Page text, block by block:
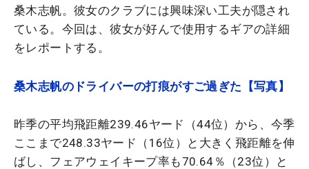
桑木志帆。彼女のクラブには興味深い工夫が隠され
ている。今回は、彼女が好んで使用するギアの詳細
をレポートする。
桑木志帆のドライバーの打痕がすご過ぎた【写真】
昨季の平均飛距離239.46ヤード（44位）から、今季
ここまで248.33ヤード（16位）と大きく飛距離を伸
ばし、フェアウェイキープ率も70.64％（23位）と